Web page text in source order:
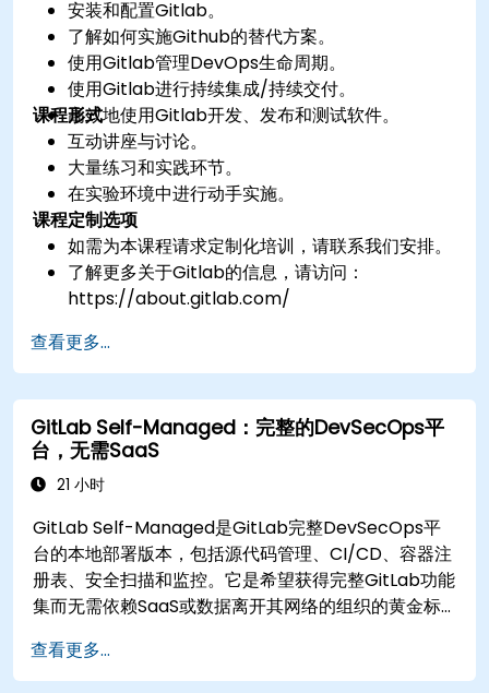
安装和配置Gitlab。
了解如何实施Github的替代方案。
使用Gitlab管理DevOps生命周期。
使用Gitlab进行持续集成/持续交付。
高效地使用Gitlab开发、发布和测试软件。
课程形式
互动讲座与讨论。
大量练习和实践环节。
在实验环境中进行动手实施。
课程定制选项
如需为本课程请求定制化培训，请联系我们安排。
了解更多关于Gitlab的信息，请访问：
https://about.gitlab.com/
查看更多...
GitLab Self-Managed：完整的DevSecOps平
台，无需SaaS
21 小时
GitLab Self-Managed是GitLab完整DevSecOps平
台的本地部署版本，包括源代码管理、CI/CD、容器注
册表、安全扫描和监控。它是希望获得完整GitLab功能
集而无需依赖SaaS或数据离开其网络的组织的黄金标
查看更多...